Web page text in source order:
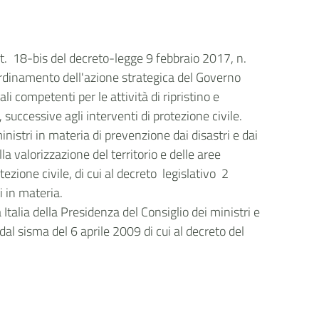
18-bis del decreto-legge 9 febbraio 2017, n.
dell'azione strategica del Governo
competenti per le attività di ripristino e
agli interventi di protezione civile.
in materia di prevenzione dai disastri e dai
valorizzazione del territorio e delle aree
civile, di cui al decreto legislativo 2
in materia.
della Presidenza del Consiglio dei ministri e
sisma del 6 aprile 2009 di cui al decreto del